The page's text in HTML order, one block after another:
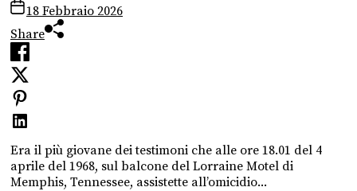
18 Febbraio 2026
Share
Era il più giovane dei testimoni che alle ore 18.01 del 4
aprile del 1968, sul balcone del Lorraine Motel di
Memphis, Tennessee, assistette all’omicidio...